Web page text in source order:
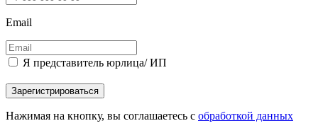
Email
Я представитель юрлица/ ИП
Зарегистрироваться
Нажимая на кнопку, вы соглашаетесь с обработкой данных